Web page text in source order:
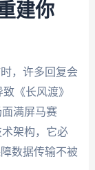
建你
，许多回复会
《长风渡》
满屏马赛
架构，它必
数据传输不被